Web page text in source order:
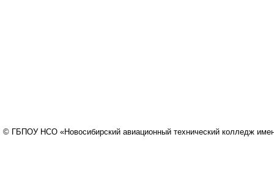
© ГБПОУ НСО «Новосибирский авиационный технический колледж